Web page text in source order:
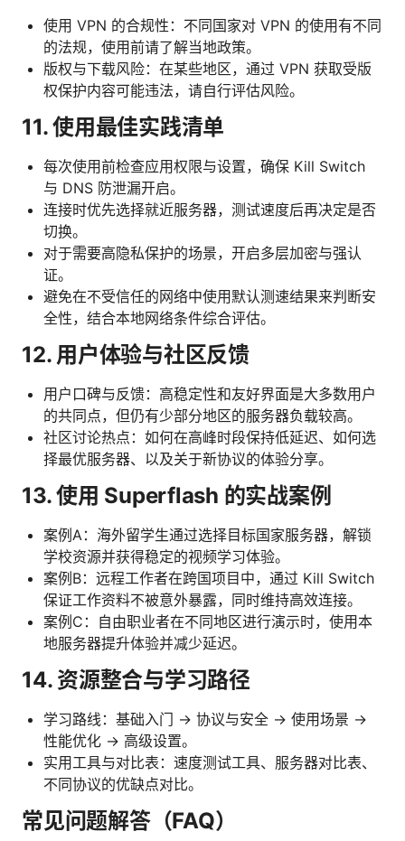
使用 VPN 的合规性：不同国家对 VPN 的使用有不同
的法规，使用前请了解当地政策。
版权与下载风险：在某些地区，通过 VPN 获取受版
权保护内容可能违法，请自行评估风险。
11. 使用最佳实践清单
每次使用前检查应用权限与设置，确保 Kill Switch
与 DNS 防泄漏开启。
连接时优先选择就近服务器，测试速度后再决定是否
切换。
对于需要高隐私保护的场景，开启多层加密与强认
证。
避免在不受信任的网络中使用默认测速结果来判断安
全性，结合本地网络条件综合评估。
12. 用户体验与社区反馈
用户口碑与反馈：高稳定性和友好界面是大多数用户
的共同点，但仍有少部分地区的服务器负载较高。
社区讨论热点：如何在高峰时段保持低延迟、如何选
择最优服务器、以及关于新协议的体验分享。
13. 使用 Superflash 的实战案例
案例A：海外留学生通过选择目标国家服务器，解锁
学校资源并获得稳定的视频学习体验。
案例B：远程工作者在跨国项目中，通过 Kill Switch
保证工作资料不被意外暴露，同时维持高效连接。
案例C：自由职业者在不同地区进行演示时，使用本
地服务器提升体验并减少延迟。
14. 资源整合与学习路径
学习路线：基础入门 -> 协议与安全 -> 使用场景 ->
性能优化 -> 高级设置。
实用工具与对比表：速度测试工具、服务器对比表、
不同协议的优缺点对比。
常见问题解答（FAQ）